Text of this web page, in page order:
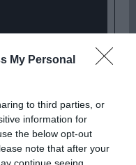
My Personal
to third parties, or
information for
the below opt-out
note that after your